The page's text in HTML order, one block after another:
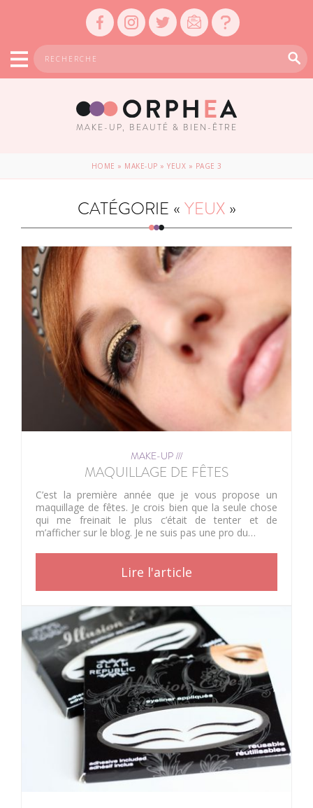
MAKE-UP, BEAUTÉ & BIEN-ÊTRE
HOME » MAKE-UP » YEUX » PAGE 3
CATÉGORIE « YEUX»
MAKE-UP ///
MAQUILLAGE DE FÊTES
C’est la première année que je vous propose un
maquillage de fêtes. Je crois bien que la seule chose
qui me freinait le plus c’était de tenter et de
m’afficher sur le blog. Je ne suis pas une pro du…
Lire l'article